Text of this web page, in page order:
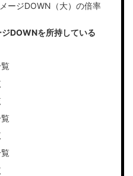
ージDOWN（大）の倍率
DOWNを所持している